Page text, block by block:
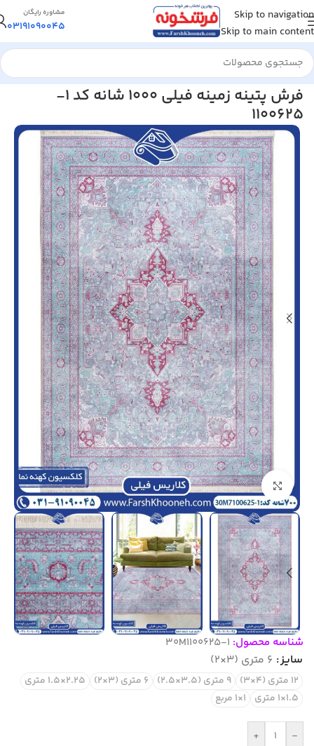
Skip to navigation
Skip to main content
مشاوره رایگان
03191090045
خانه/فرش ماشینی/فرش 1000 شانه
فرش پتینه زمینه فیلی 1000 شانه کد 1-
1100625
بزرگنمایی تصویر
شناسه محصول: 30M1100625-1
سایز 6 متری (3×2)
12 متری (4×3) 9 متری (3.5×2.5) 6 متری (3×2)
2.25×1.5 متری
1.5×1 متری
1×1 مربع
-
+